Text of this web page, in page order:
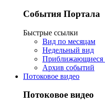
События Портала
Быстрые ссылки
Вид по месяцам
Недельный вид
Приближающиеся
Архив событий
Потоковое видео
Потоковое видео